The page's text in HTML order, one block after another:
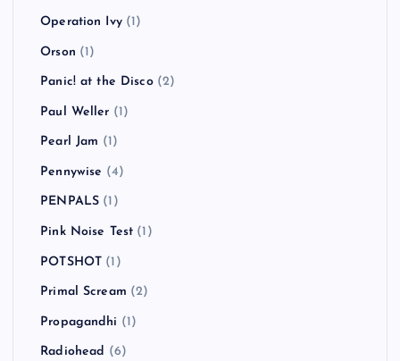
Operation Ivy(1)
Orson (1)
Panic! at the Disco(2)
Paul Weller (1)
Pearl Jam (1)
Pennywise (4)
PENPALS (1)
Pink Noise Test (1)
POTSHOT (1)
Primal Scream (2)
Propagandhi (1)
Radiohead (6)